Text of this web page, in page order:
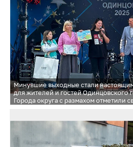
Минувшие выходные стали
для жителей и гостей Одинцовского
Города округа с размахом отметили